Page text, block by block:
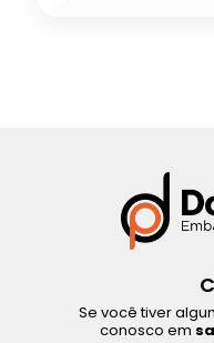
Se você tiver
conosco em